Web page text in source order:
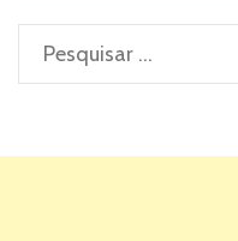
Pesquisar
por: